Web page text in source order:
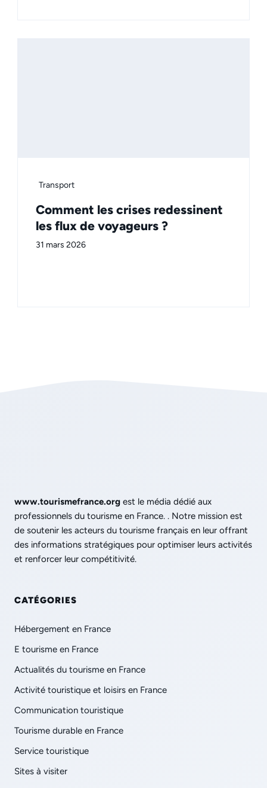
Transport
Comment les crises redessinent
les flux de voyageurs ?
31 mars 2026
www.tourismefrance.org est le média dédié aux
professionnels du tourisme en France. . Notre mission est
de soutenir les acteurs du tourisme français en leur offrant
des informations stratégiques pour optimiser leurs activités
et renforcer leur compétitivité.
CATÉGORIES
Hébergement en France
E tourisme en France
Actualités du tourisme en France
Activité touristique et loisirs en France
Communication touristique
Tourisme durable en France
Service touristique
Sites à visiter